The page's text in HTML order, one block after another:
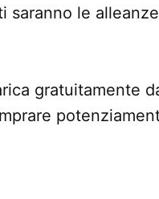
saranno le
gratuitamente